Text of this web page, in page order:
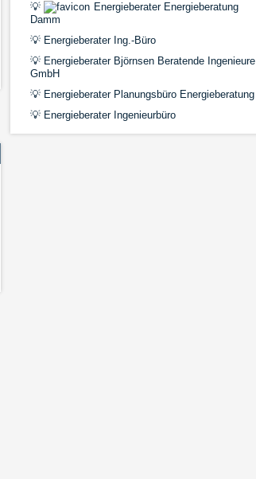
💡
Energieberater Energieberatung
Damm
💡 Energieberater Ing.-Büro
💡 Energieberater Björnsen Beratende Ingenieure
GmbH
💡 Energieberater Planungsbüro Energieberatung
💡 Energieberater Ingenieurbüro